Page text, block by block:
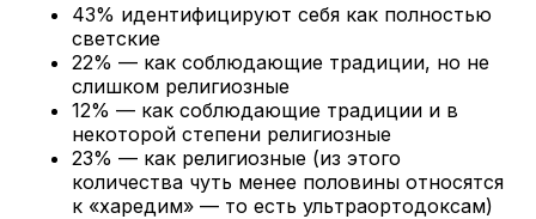
43% идентифицируют себя как полностью
светские
22% — как соблюдающие традиции, но не
слишком религиозные
12% — как соблюдающие традиции и в
некоторой степени религиозные
23% — как религиозные (из этого
количества чуть менее половины относятся
к «харедим» — то есть ультраортодоксам)